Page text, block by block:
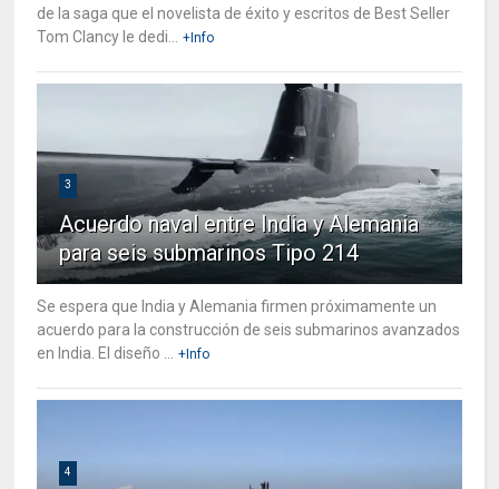
de la saga que el novelista de éxito y escritos de Best Seller
Tom Clancy le dedi...
+Info
3
Acuerdo naval entre India y Alemania
para seis submarinos Tipo 214
Se espera que India y Alemania firmen próximamente un
acuerdo para la construcción de seis submarinos avanzados
en India. El diseño ...
+Info
4